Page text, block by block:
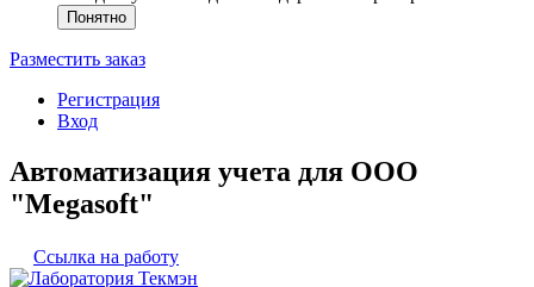
Понятно
Разместить заказ
Регистрация
Вход
Автоматизация учета для ООО
"Megasoft"
Ссылка на работу